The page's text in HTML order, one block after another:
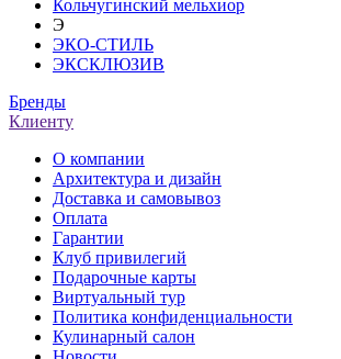
Кольчугинский мельхиор
Э
ЭКО-СТИЛЬ
ЭКСКЛЮЗИВ
Бренды
Клиенту
О компании
Архитектура и дизайн
Доставка и самовывоз
Оплата
Гарантии
Клуб привилегий
Подарочные карты
Виртуальный тур
Политика конфиденциальности
Кулинарный салон